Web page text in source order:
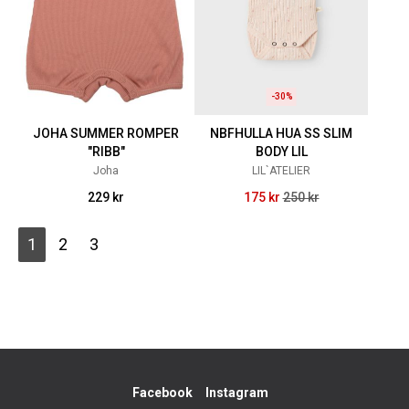
JOHA SUMMER ROMPER
"RIBB"
Joha
229 kr
-30%
NBFHULLA HUA SS SLIM
BODY LIL
LIL`ATELIER
175 kr 250 kr
1 2 3
Facebook Instagram